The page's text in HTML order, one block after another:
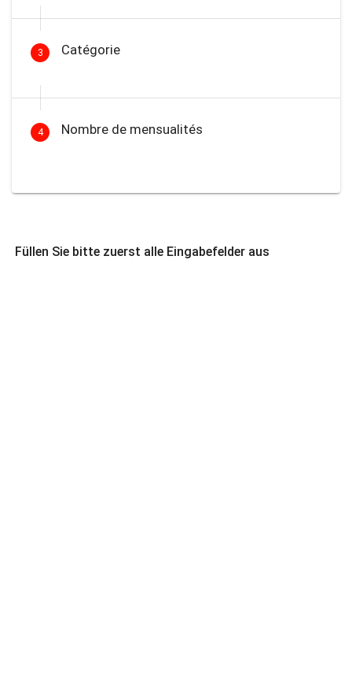
3 Catégorie
4 Nombre de mensualités
Füllen Sie bitte zuerst alle Eingabefelder aus